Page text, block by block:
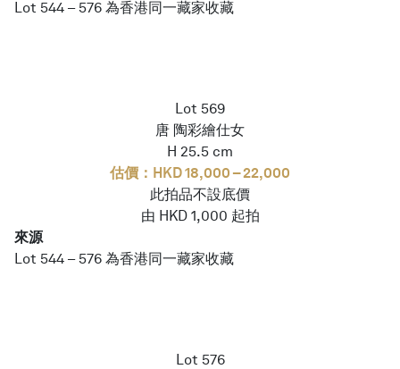
Lot 544 – 576 為香港同一藏家收藏
Lot 569
唐 陶彩繪仕女
H 25.5 cm
估價：HKD 18,000 – 22,000
此拍品不設底價
由 HKD 1,000 起拍
來源
Lot 544 – 576 為香港同一藏家收藏
Lot 576